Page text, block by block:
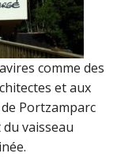
comme des
et aux
Portzamparc
vaisseau